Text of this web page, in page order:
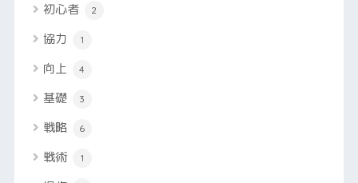
初心者 2
協力 1
向上 4
基礎 3
戦略 6
戦術 1